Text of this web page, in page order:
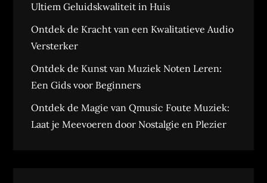
Ultiem Geluidskwaliteit in Huis
Ontdek de Kracht van een Kwalitatieve Audio
Versterker
Ontdek de Kunst van Muziek Noten Leren:
Een Gids voor Beginners
Ontdek de Magie van Qmusic Foute Muziek:
Laat je Meevoeren door Nostalgie en Plezier